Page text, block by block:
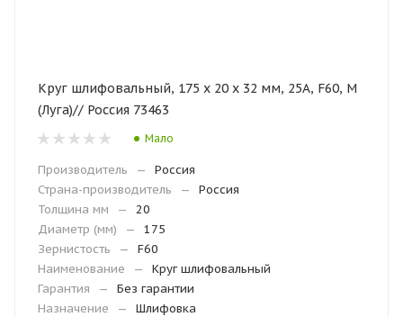
Круг шлифовальный, 175 х 20 х 32 мм, 25А, F60, М
(Луга)// Россия 73463
Мало
Производитель —
Россия
Страна-производитель
—
Россия
Толщина мм
—
20
Диаметр (мм)
—
175
Зернистость
—
F60
Наименование
—
Круг шлифовальный
Гарантия
—
Без гарантии
Назначение
— Шлифовка